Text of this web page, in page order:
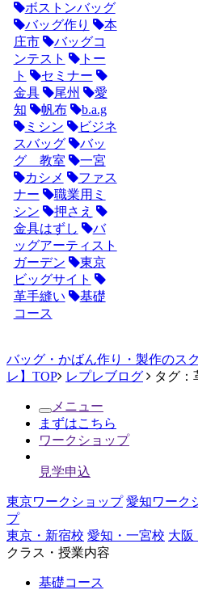
ボストンバッグ
バッグ作り
本
庄市
バッグコ
ンテスト
トー
ト
セミナー
金具
尾州
愛
知
帆布
b.a.g
ミシン
ビジネ
スバッグ
バッ
グ 教室
一宮
カシメ
ファス
ナー
職業用ミ
シン
押さえ
金具はずし
バ
ッグアーティスト
ガーデン
東京
ビッグサイト
革手縫い
基礎
コース
バッグ・かばん作り・製作のス
レ】TOP
レプレブログ タグ
メニュー
まずはこちら
ワークショップ
見学申込
東京ワークショップ 愛知ワーク
プ
東京・新宿校 愛知・一宮校 大阪
クラス・授業内容
基礎コース